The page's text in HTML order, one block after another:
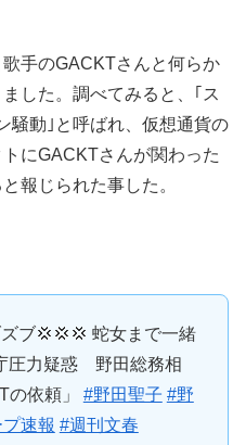
手のGACKTさんと何らか
した。調べてみると、｢ス
騒動｣と呼ばれ、仮想通貨の
にGACKTさんが関わった
報じられた事した。
ブ💢💢💢 蛇女まで一緒
圧力疑惑 野田総務相
の依頼」 #野田聖子 #野
速報 #週刊文春